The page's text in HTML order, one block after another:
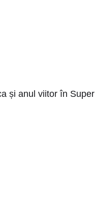
și anul viitor în Super